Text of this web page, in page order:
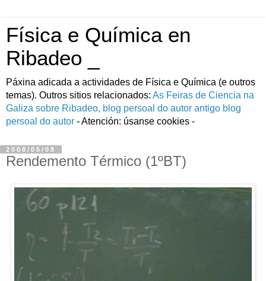
Física e Química en
Ribadeo _
Páxina adicada a actividades de Fí­sica e Quí­mica (e outros
temas). Outros sitios relacionados: As Feiras de Ciencia na
Galiza sobre Ribadeo, blog persoal do autor antigo blog
persoal do autor - Atención: úsanse cookies -
2008/06/08
Rendemento Térmico (1ºBT)